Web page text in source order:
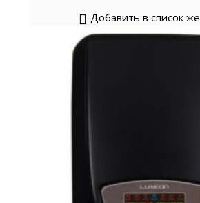
Добавить в список